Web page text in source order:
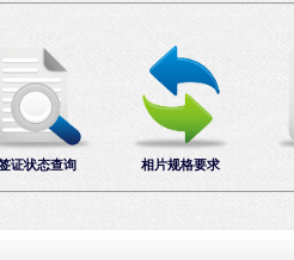
证状态查询 相片规格要求